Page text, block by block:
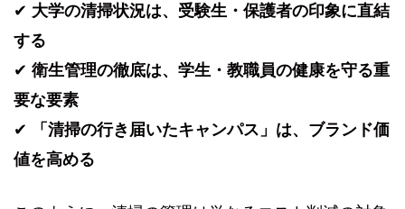
✔ 大学の清掃状況は、受験生・保護者の印象に直結
する
✔ 衛生管理の徹底は、学生・教職員の健康を守る重
要な要素
✔
「清掃の行き届いたキャンパス」は、ブランド価
値を高める